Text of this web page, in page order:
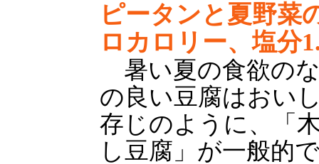
ピータンと夏野菜
ロカロリー、塩分
暑い夏の食欲の
の良い豆腐はおい
存じのように、「
し豆腐」が一般的